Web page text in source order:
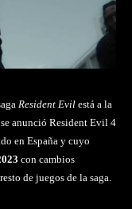
Resident Evil está a la
anunció Resident Evil 4
en España y cuyo
con cambios
de juegos de la saga.